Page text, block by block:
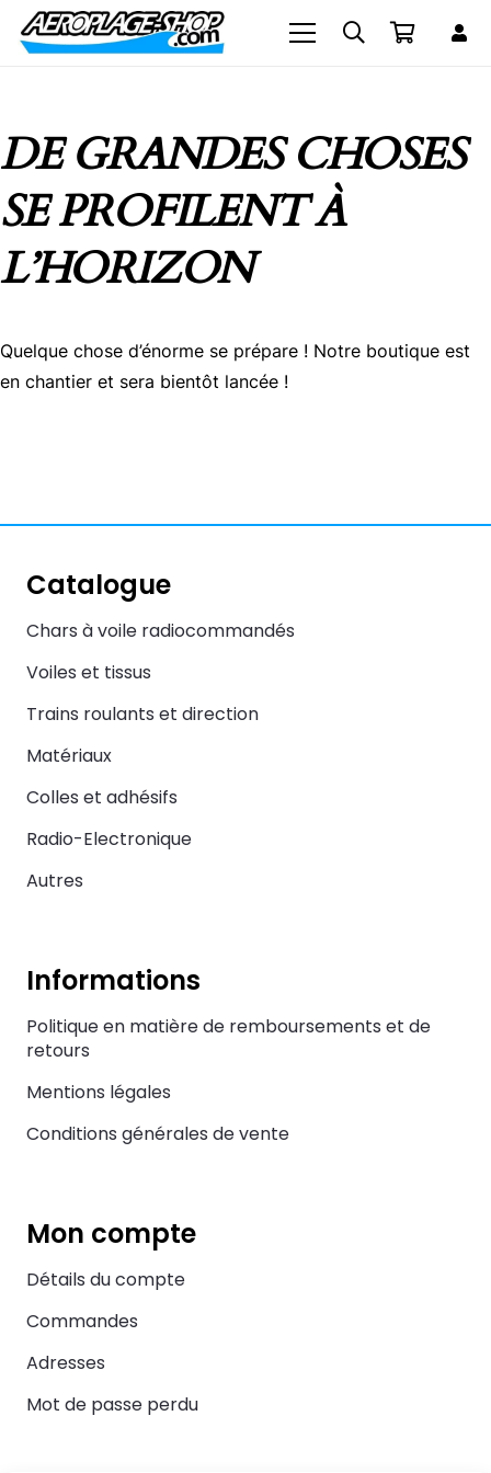
DE GRANDES CHOSES
SE PROFILENT À
L’HORIZON
Quelque chose d’énorme se prépare ! Notre boutique est
en chantier et sera bientôt lancée !
Catalogue
Chars à voile radiocommandés
Voiles et tissus
Trains roulants et direction
Matériaux
Colles et adhésifs
Radio-Electronique
Autres
Informations
Politique en matière de remboursements et de
retours
Mentions légales
Conditions générales de vente
Mon compte
Détails du compte
Commandes
Adresses
Mot de passe perdu